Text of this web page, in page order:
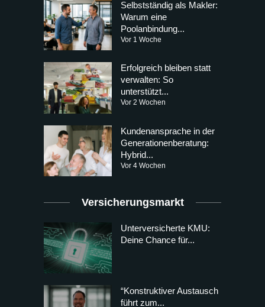
Selbstständig als Makler:
Warum eine
Poolanbindung...
Vor 1 Woche
Erfolgreich bleiben statt
verwalten: So
unterstützt...
Vor 2 Wochen
Kundenansprache in der
Generationenberatung:
Hybrid...
Vor 4 Wochen
Versicherungsmarkt
Unterversicherte KMU:
Deine Chance für...
“Konstruktiver Austausch
führt zum...